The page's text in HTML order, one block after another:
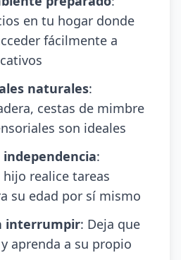
en tu hogar donde
fácilmente a
naturales:
cestas de mimbre
son ideales
:
realice tareas
su edad por sí mismo
interrumpir: Deja que
aprenda a su propio